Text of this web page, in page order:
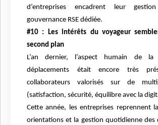
d’entreprises encadrent leur
gouvernance RSE dédiée.
#10 : Les intérêts du voyageur
second plan
L’an dernier, l’aspect humain de la
déplacements était encore très
collaborateurs valorisés sur de
(satisfaction, sécurité, équilibre avec la
Cette année, les entreprises reprennent
orientations et la gestion quotidienne des